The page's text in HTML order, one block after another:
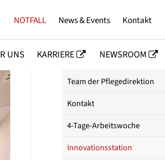
UNS KARRIERE NEWSROOM
NOTFALL News & Events Kontakt
Team der Pflegedirektion
Kontakt
4-Tage-Arbeitswoche
Innovationsstation